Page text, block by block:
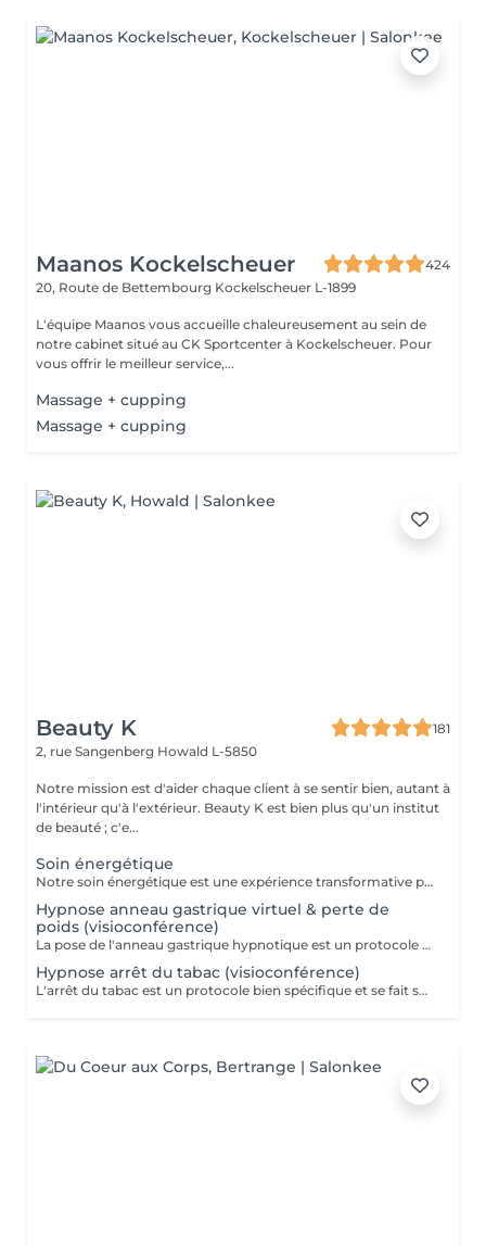
Maanos Kockelscheuer
424
20, Route de Bettembourg Kockelscheuer L-1899
L'équipe Maanos vous accueille chaleureusement au sein de
notre cabinet situé au CK Sportcenter à Kockelscheuer. Pour
vous offrir le meilleur service,...
Massage + cupping
Massage + cupping
Beauty K
181
2, rue Sangenberg Howald L-5850
Notre mission est d'aider chaque client à se sentir bien, autant à
l'intérieur qu'à l'extérieur. Beauty K est bien plus qu'un institut
de beauté ; c'e...
Soin énergétique
Notre soin énergétique est une expérience transformative pour libérer blocages et tensions, tout en cultivant une paix intérieure profonde. Ce traitement unique agit sur les énergies environnantes et utilise des techniques éprouvées pour harmoniser l'énergie vitale de votre corps. Avec une approche holistique, nous ciblons les déséquilibres énergétiques qui influent sur votre santé physique et émotionnelle. Basée sur l'interaction avec les champs énergétiques, cette méthode restaure l'équilibre entre corps, esprit et âme. Ce soin, apaisant et régénérant, stimule vos capacités naturelles d'auto-guérison, renforçant vitalité et clarté mentale. Idéal pour se sentir revitalisé, allégé du quotidien, et en harmonie avec soi-même.
Hypnose anneau gastrique virtuel & perte de
poids (visioconférence)
La pose de l'anneau gastrique hypnotique est un protocole bien spécifique et se fait sur 4 séances. Une séance de suivi est également comprise dans le forfait. L'anneau gastrique hypnotique sera bénéfique pour quiconque a un surpoids de 10kg ou plus. La solution hypnotique vous permet de perdre vos kilos en trop sans passer par la case chirurgie chère et dangereuse. Grâce à l'anneau gastrique hypnotique, vous créez un rapport différent avec la nourriture afin de changer vos habitudes alimentaires durablement. Plus d'informations sur : http://jgchypnose.com
Hypnose arrêt du tabac (visioconférence)
L'arrêt du tabac est un protocole bien spécifique et se fait sur 4 séances. Une séance de suivi est également comprise dans le forfait. Motivé à vous libérer du tabac ? Agissez, reprenez votre vie en main et libérez-vous de ces comportements automatiques. Grâce aux suggestions mentales, l'hypnose offre des résultats spectaculaires.